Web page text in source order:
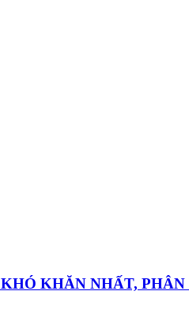
KHĂN NHẤT,